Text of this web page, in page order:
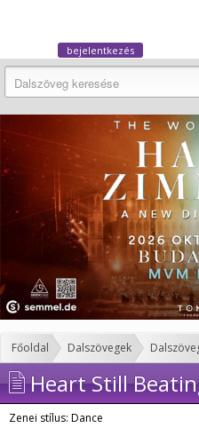
bejelentkezés
Főoldal Dalszövegek
Heart Still
Zenei stílus: Dance